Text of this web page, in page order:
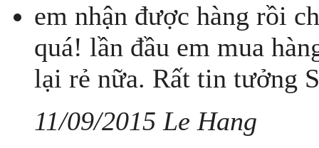
em nhận được hàng rồi
quá! lần đầu em mua
lại rẻ nữa. Rất tin tưởng
11/09/2015 Le Hang